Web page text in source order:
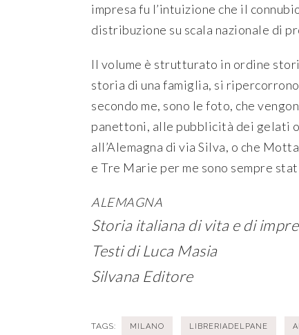
impresa fu l’intuizione che il
distribuzione su scala nazionale di
Il volume è strutturato in ordine
storia di una famiglia, si
secondo me, sono le foto, che
panettoni, alle pubblicità dei gelati o
all’Alemagna di via Silva, o che
e Tre Marie per me sono sempre
ALEMAGNA
Storia italiana di vita e di
Testi di Luca Masia
Silvana Editore
TAGS: MILANO LIBRERIADELPANE